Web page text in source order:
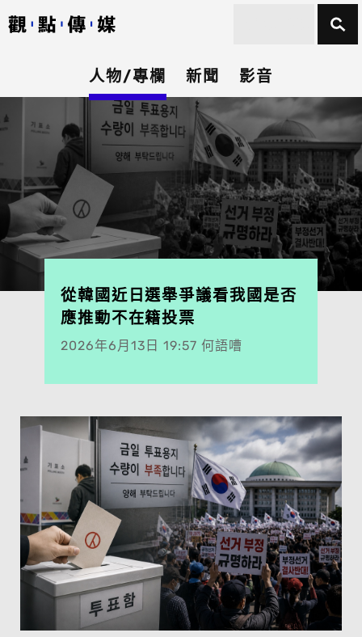
人物/專欄 新聞 影音
從韓國近日選舉爭議看我國是否
應推動不在籍投票
2026年6月13日 19:57 何語嘈